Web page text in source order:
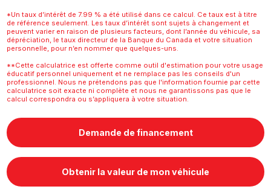
*Un taux d’intérêt de 7.99 % a été utilisé dans ce calcul. Ce taux est à titre
de référence seulement. Les taux d’intérêt sont sujets à changement et
peuvent varier en raison de plusieurs facteurs, dont l’année du véhicule, sa
dépréciation, le taux directeur de la Banque du Canada et votre situation
personnelle, pour n’en nommer que quelques-uns.
**Cette calculatrice est offerte comme outil d'estimation pour votre usage
éducatif personnel uniquement et ne remplace pas les conseils d'un
professionnel. Nous ne prétendons pas que l'information fournie par cette
calculatrice soit exacte ni complète et nous ne garantissons pas que le
calcul correspondra ou s’appliquera à votre situation.
Demande de financement
Obtenir la valeur de mon véhicule